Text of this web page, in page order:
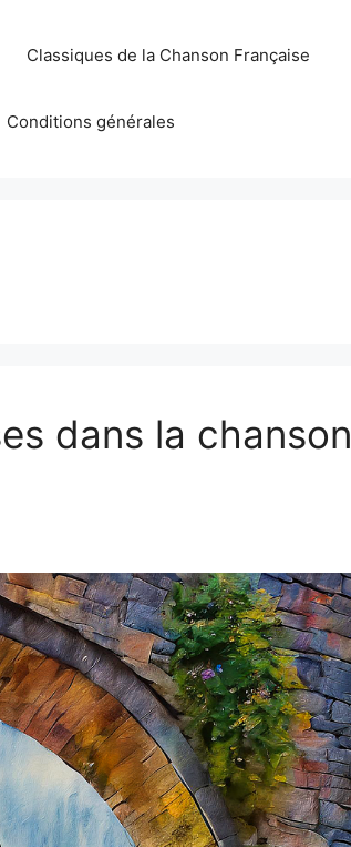
Classiques de la Chanson Française
Conditions générales
dans la chanson